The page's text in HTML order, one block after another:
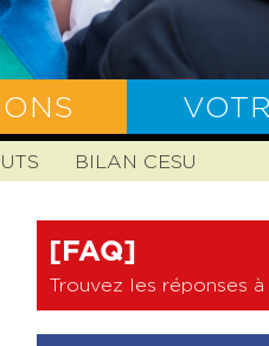
BILAN CESU
[FAQ]
Trouvez les réponses